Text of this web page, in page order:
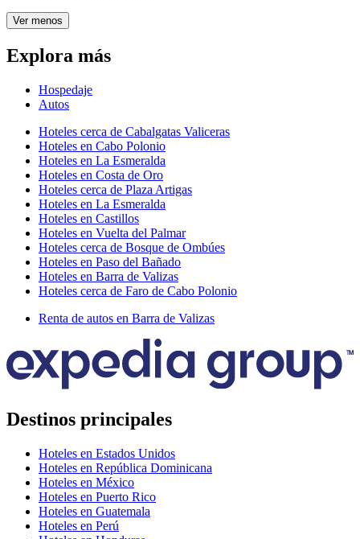
Ver menos
Explora más
Hospedaje
Autos
Hoteles cerca de Cabalgatas Valiceras
Hoteles en Cabo Polonio
Hoteles en La Esmeralda
Hoteles en Costa de Oro
Hoteles cerca de Plaza Artigas
Hoteles en La Esmeralda
Hoteles en Castillos
Hoteles en Vuelta del Palmar
Hoteles cerca de Bosque de Ombúes
Hoteles en Paso del Bañado
Hoteles en Barra de Valizas
Hoteles cerca de Faro de Cabo Polonio
Renta de autos en Barra de Valizas
Destinos principales
Hoteles en Estados Unidos
Hoteles en República Dominicana
Hoteles en México
Hoteles en Puerto Rico
Hoteles en Guatemala
Hoteles en Perú